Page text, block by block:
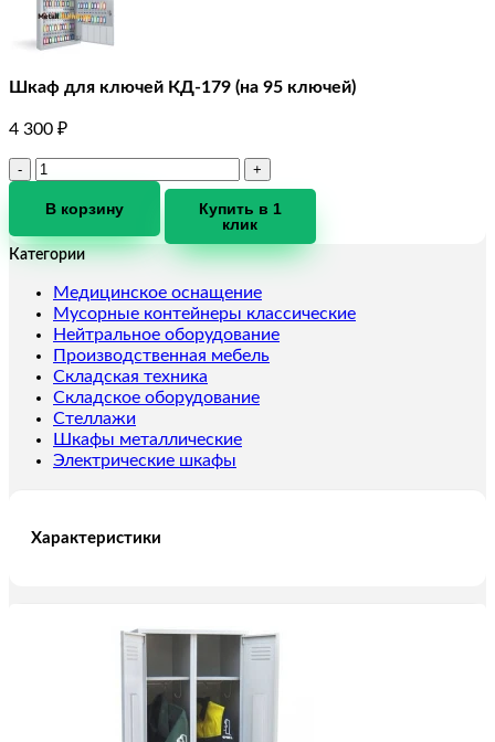
Шкаф для ключей КД-179 (на 95 ключей)
4 300 ₽
Количество
Шкаф
ключей
(на
95
ключей)
В корзину
Купить в 1
клик
Категории
Медицинское оснащение
Мусорные контейнеры классические
Нейтральное оборудование
Производственная мебель
Складская техника
Складское оборудование
Стеллажи
Шкафы металлические
Электрические шкафы
Характеристики